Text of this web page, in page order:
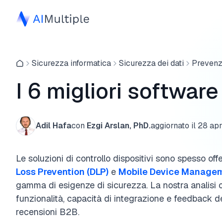
Sicurezza informatica Sicurezza dei dati
I 6 migliori
Adil Hafacon Ezgi Arslan, PhD.aggiornato il 28
Le soluzioni di controllo dispositivi sono spesso
Loss Prevention (DLP) e Mobile Device
gamma di esigenze di sicurezza. La nostra analisi
funzionalità, capacità di integrazione e feedback
recensioni B2B.